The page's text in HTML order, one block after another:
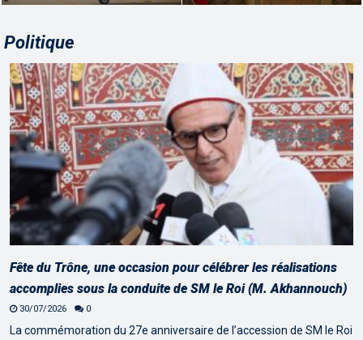
Politique
Fête du Trône, une occasion pour célébrer les réalisations
accomplies sous la conduite de SM le Roi (M. Akhannouch)
30/07/2026 0
La commémoration du 27e anniversaire de l’accession de SM le Roi